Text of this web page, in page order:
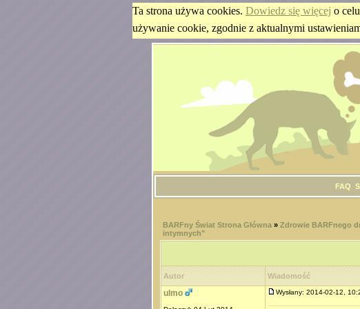
Ta strona używa cookies. Dowiedz się więcej o
używanie cookie, zgodnie z aktualnymi
FAQ
BARFny Świat Strona Główna » Zdrowie BARFnego
intymnych"
Autor Wiadomość
ulmo Wysłany: 2014-02-12,